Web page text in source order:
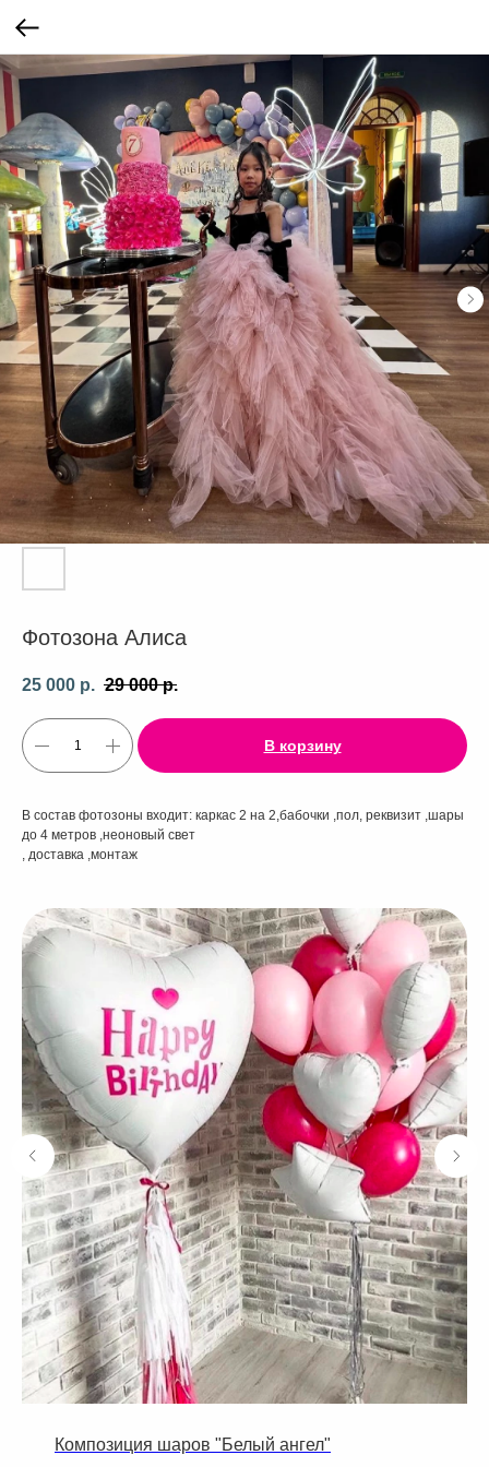
Фотозона Алиса
25 000 р. 29 000 р.
В корзину
В состав фотозоны входит: каркас 2 на 2,бабочки ,пол, реквизит ,шары
до 4 метров ,неоновый свет
, доставка ,монтаж
Композиция шаров "Белый ангел"